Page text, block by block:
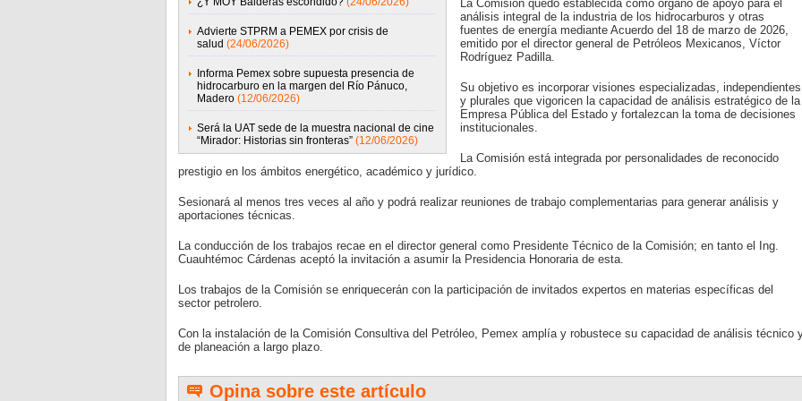
Advierte STPRM a PEMEX por crisis de
salud (24/06/2026)
Informa Pemex sobre supuesta presencia de
hidrocarburo en la margen del Río Pánuco,
Madero (12/06/2026)
Será la UAT sede de la muestra nacional de cine
“Mirador: Historias sin fronteras” (12/06/2026)
La Comisión quedó establecida como órgano de apoyo para el
análisis integral de la industria de los hidrocarburos y otras
fuentes de energía mediante Acuerdo del 18 de marzo de 2026,
emitido por el director general de Petróleos Mexicanos, Víctor
Rodríguez Padilla.
Su objetivo es incorporar visiones especializadas, independientes
y plurales que vigoricen la capacidad de análisis estratégico de la
Empresa Pública del Estado y fortalezcan la toma de decisiones
institucionales.
La Comisión está integrada por personalidades de reconocido
prestigio en los ámbitos energético, académico y jurídico.
Sesionará al menos tres veces al año y podrá realizar reuniones de trabajo complementarias para generar análisis y
aportaciones técnicas.
La conducción de los trabajos recae en el director general como Presidente Técnico de la Comisión; en tanto el Ing.
Cuauhtémoc Cárdenas aceptó la invitación a asumir la Presidencia Honoraria de esta.
Los trabajos de la Comisión se enriquecerán con la participación de invitados expertos en materias específicas del
sector petrolero.
Con la instalación de la Comisión Consultiva del Petróleo, Pemex amplía y robustece su capacidad de análisis técnico
de planeación a largo plazo.
Opina sobre este artículo